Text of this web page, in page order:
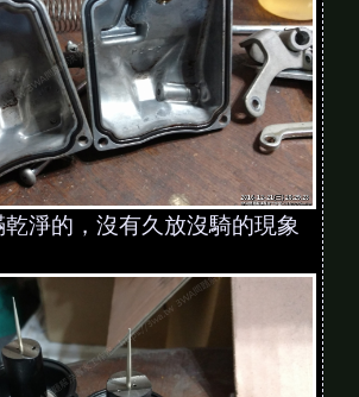
乾淨的，沒有久放沒騎的現象